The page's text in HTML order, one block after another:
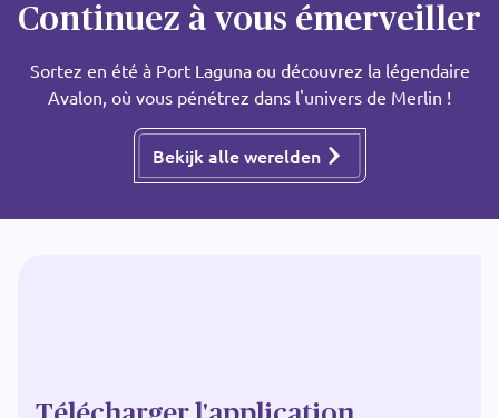
Continuez à vous émerveiller
Sortez en été à Port Laguna ou découvrez la légendaire
Avalon, où vous pénétrez dans l'univers de Merlin !
Bekijk alle werelden